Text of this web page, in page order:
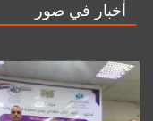
أخبار في صور